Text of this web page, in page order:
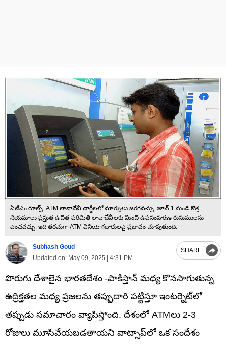
ఏటీఎం రూల్స్‌: ATM లావాదేవీ ఛార్జీలలో మార్పులు జరగవచ్చు. జూన్ 1 నుండి కొత్త
నియమాలు ప్రస్తుత ఉచిత-పరిమితి లావాదేవీలకు మించి ఉపసంహరణ రుసుములను
పెంచవచ్చు. ఇది తరచుగా ATM వినియోగదారులపై ప్రభావం చూపుతుంది.
Subhash Goud
Updated on: May 09, 2025 | 4:31 PM
SHARE
పొరుగు దేశాలైన భారతదేశం -పాకిస్తాన్ మధ్య కొనసాగుతున్న
ఉద్రిక్తతల మధ్య ప్రజలను తప్పుదారి పట్టిస్తూ ఇంటర్నెట్‌లో
తప్పుడు సమాచారం వ్యాపిస్తోంది. దేశంలో ATMలు 2-3
రోజులు మూసివేయబడతాయని వాట్సాప్‌లో ఒక సందేశం